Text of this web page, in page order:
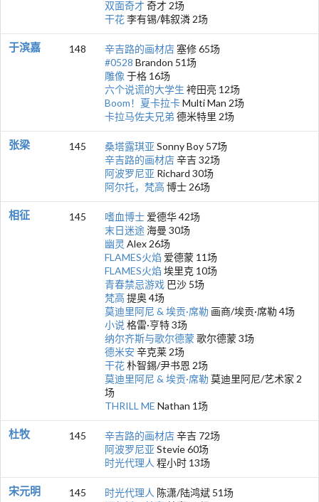
双面奇才 奇才 2场
干花李有锡/韩叙潾 2场
于滨嘉 148 辛吉路的画材店塞修 65场
#0528 Brandon 51场
雕像 于格 16场
六个说谎的大学生 袴田亮 12场
Boom！夏卡拉卡Multi Man 2场
卡拉马佐夫兄弟 德米特里 2场
张梁 145 桑塔露琪亚 Sonny Boy 57场
辛吉路的画材店辛吉 32场
阿波罗尼亚 Richard 30场
阿尔托，梵高 博士 26场
相征 145 嗜血博士 爱德华 42场
末日迷途海曼 30场
幽灵 Alex 26场
FLAMES火焰 爱德蒙 11场
FLAMES火焰 埃里克 10场
青春禁忌游戏 巴沙 5场
梵高 提奥 4场
莫迪里阿尼 & 埃贡·席勒 画商/埃贡·席勒 4场
小说 格雷·亨特 3场
纳尔齐斯与歌尔德蒙歌尔德蒙 3场
德米安 辛克莱 2场
干花朴智錫/尹书恩 2场
莫迪里阿尼 & 埃贡·席勒 莫迪里阿尼/艺术家 2
场
THRILL ME Nathan 1场
杜牧 145 辛吉路的画材店辛吉 72场
阿波罗尼亚 Stevie 60场
时光代理人 程小时 13场
宋元明 145 时光代理人 陈潇/陆鸿斌 51场